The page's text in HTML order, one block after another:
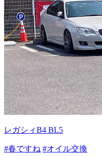
レガシィB4 BL5
#春ですね #オイル交換